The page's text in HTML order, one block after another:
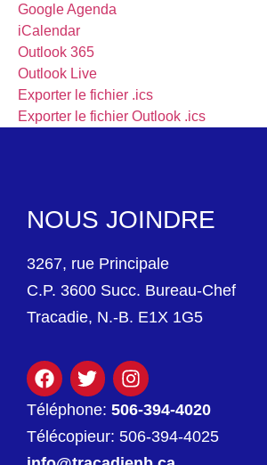
Google Agenda
iCalendar
Outlook 365
Outlook Live
Exporter le fichier .ics
Exporter le fichier Outlook .ics
NOUS JOINDRE
3267, rue Principale
C.P. 3600 Succ. Bureau-Chef
Tracadie, N.-B. E1X 1G5
Téléphone: 506-394-4020
Télécopieur: 506-394-4025